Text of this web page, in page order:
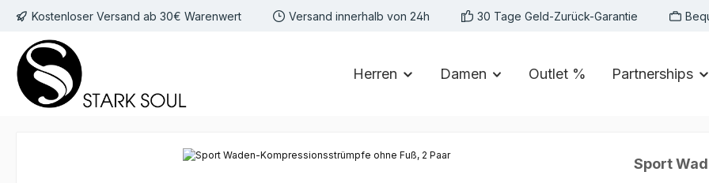
Hauptinhalt springen
Zur Suche springen
Zur Hauptnavigation springen
Kostenloser Versand ab 30€ Warenwert Versand innerhalb von 24h 30 Tage Geld-Zurück-Garantie
Herren Damen Outlet % Partnerships
Sport